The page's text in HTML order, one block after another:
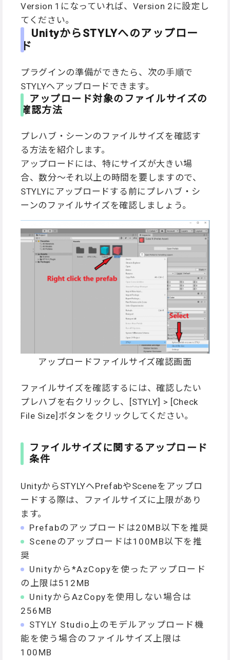
Version 1になっていれば、Version 2に設定し
てください。
UnityからSTYLYへのアップロー
ド
プラグインの準備ができたら、次の手順で
STYLYへアップロードできます。
アップロード対象のファイルサイズの
確認方法
プレハブ・シーンのファイルサイズを確認す
る方法を紹介します。
アップロードには、特にサイズが大きい場
合、数分〜それ以上の時間を要しますので、
STYLYにアップロードする前にプレハブ・シ
ーンのファイルサイズを確認しましょう。
アップロードファイルサイズ確認画面
ファイルサイズを確認するには、確認したい
プレハブを右クリックし、[STYLY] > [Check
File Size]ボタンをクリックしてください。
ファイルサイズに関するアップロード
条件
UnityからSTYLYへPrefabやSceneをアップロ
ードする際は、ファイルサイズに上限があり
ます。
Prefabのアップロードは20MB以下を推奨
Sceneのアップロードは100MB以下を推
奨
Unityから*AzCopyを使ったアップロード
の上限は512MB
UnityからAzCopyを使用しない場合は
256MB
STYLY Studio上のモデルアップロード機
能を使う場合のファイルサイズ上限は
100MB